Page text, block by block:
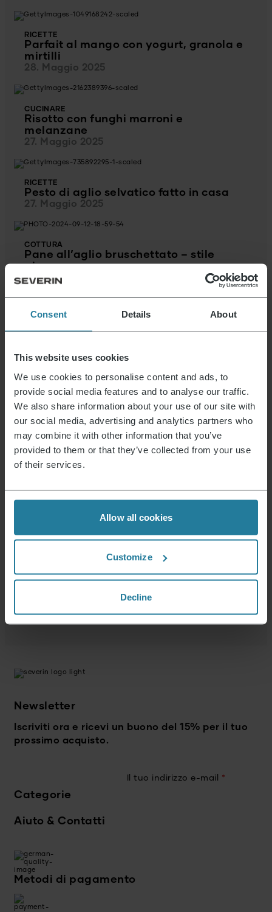
Consent Details About
This website uses cookies
We use cookies to personalise content and ads, to
provide social media features and to analyse our traffic.
We also share information about your use of our site with
our social media, advertising and analytics partners who
may combine it with other information that you’ve
provided to them or that they’ve collected from your use
of their services.
Allow all cookies
Customize
Decline
RICETTE
Parfait al mango con yogurt, granola e
mirtilli
28. Maggio 2025
CUCINARE
Risotto con funghi marroni e
melanzane
27. Maggio 2025
RICETTE
Pesto di aglio selvatico fatto in casa
27. Maggio 2025
COTTURA
Pane all’aglio bruschettato – stile
pizza
10. Ottobre 2024
COTTURA
Muffin alle pere con crumble
CUCINARE
Mini pizze e pane all’aglio
18. Settembre 2024
Filetti di pesce con crosta di limone ed
erbe e croccantini di verdure
dalla friggitrice ad aria
Newsletter
Iscriviti ora e ricevi un buono del 15% per il tuo
prossimo acquisto.
Il tuo indirizzo e-mail *
Categorie
Aiuto & Contatti
Metodi di pagamento